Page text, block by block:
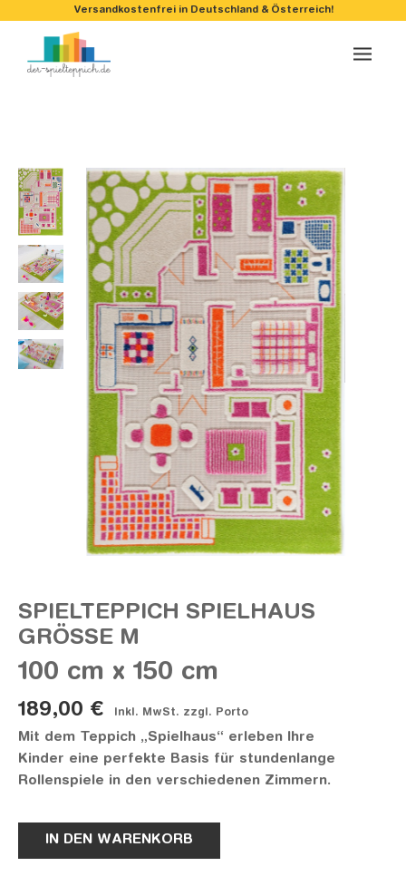
Versandkostenfrei in Deutschland & Österreich!
SPIELTEPPICH SPIELHAUS
GRÖSSE M
100 cm x 150 cm
189,00 € Inkl. MwSt. zzgl. Porto
Mit dem Teppich „Spielhaus“ erleben Ihre
Kinder eine perfekte Basis für stundenlange
Rollenspiele in den verschiedenen Zimmern.
IN DEN WARENKORB